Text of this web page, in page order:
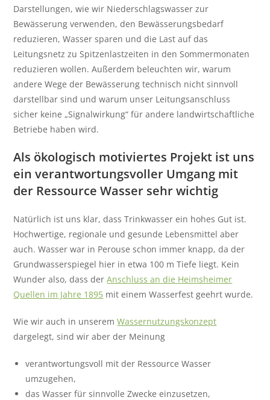
Darstellungen, wie wir Niederschlagswasser zur
Bewässerung verwenden, den Bewässerungsbedarf
reduzieren, Wasser sparen und die Last auf das
Leitungsnetz zu Spitzenlastzeiten in den Sommermonaten
reduzieren wollen. Außerdem beleuchten wir, warum
andere Wege der Bewässerung technisch nicht sinnvoll
darstellbar sind und warum unser Leitungsanschluss
sicher keine „Signalwirkung“ für andere landwirtschaftliche
Betriebe haben wird.
Als ökologisch motiviertes Projekt ist uns
ein verantwortungsvoller Umgang mit
der Ressource Wasser sehr wichtig
Natürlich ist uns klar, dass Trinkwasser ein hohes Gut ist.
Hochwertige, regionale und gesunde Lebensmittel aber
auch. Wasser war in Perouse schon immer knapp, da der
Grundwasserspiegel hier in etwa 100 m Tiefe liegt. Kein
Wunder also, dass derAnschluss an die Heimsheimer
Quellen im Jahre 1895 mit einem Wasserfest geehrt wurde.
Wie wir auch in unseremWassernutzungskonzept
dargelegt, sind wir aber der Meinung
verantwortungsvoll mit der Ressource Wasser
umzugehen,
das Wasser für sinnvolle Zwecke einzusetzen,